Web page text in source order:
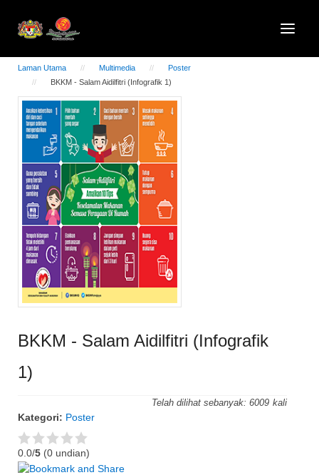
Laman Utama Multimedia
Poster
BKKM - Salam Aidilfitri (Infografik 1)
BKKM - Salam Aidilfitri (Infografik
1)
Telah dilihat sebanyak: 6009
Kategori: Poster
0.0/5 (0 undian)